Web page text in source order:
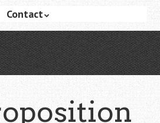
Contact